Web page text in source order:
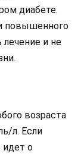
диабете.
повышенного
лечение и не
возраста
л. Если
идет о